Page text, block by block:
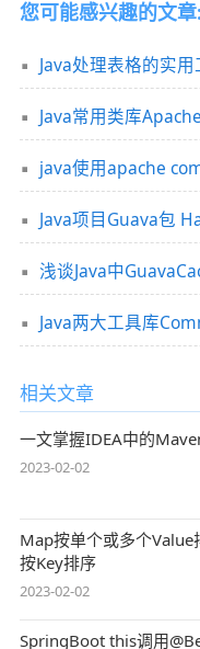
您可能感兴趣的文章:
Java处理表格的实用
Java项目Guava包
浅谈Java中
Java两大工具库
相关文章
一文掌握IDEA中的
2023-02-02
Map按单个或多个Value
按Key排序
2023-02-02
SpringBoot this调用